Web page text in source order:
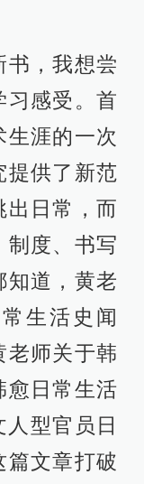
书，我想尝
习感受。首
生涯的一次
提供了新范
出日常，而
制度、书写
知道，黄老
生活史闻
老师关于韩
愈日常生活
型官员日
篇文章打破